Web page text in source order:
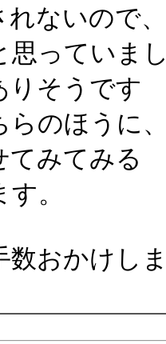
れないので、
思っていま
りそうです
らのほうに
てみてみる
。
数おかけし